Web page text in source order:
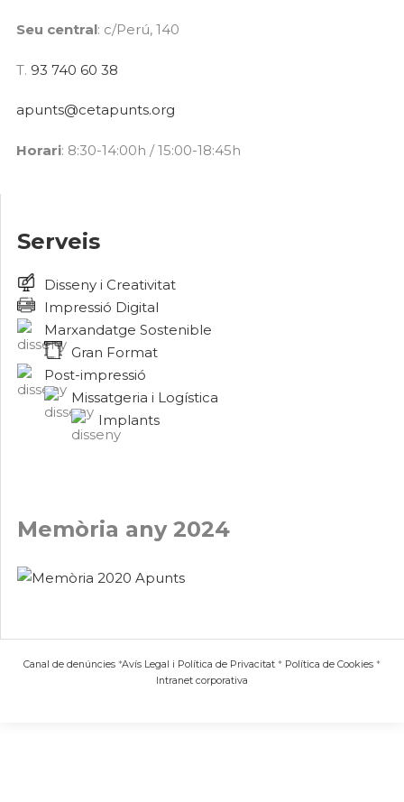
Seu central: c/Perú, 140
T. 93 740 60 38
apunts@cetapunts.org
Horari: 8:30-14:00h / 15:00-18:45h
Serveis
Disseny i Creativitat
Impressió Digital
Marxandatge Sostenible
Gran Format
Post-impressió
Missatgeria i Logística
Implants
Memòria any 2024
Canal de denúncies *Avís Legal i Política de Privacitat * Política de Cookies *
Intranet corporativa